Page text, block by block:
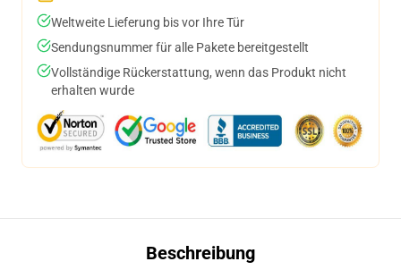
Weltweite Lieferung bis vor Ihre Tür
Sendungsnummer für alle Pakete bereitgestellt
Vollständige Rückerstattung, wenn das Produkt nicht
erhalten wurde
Beschreibung